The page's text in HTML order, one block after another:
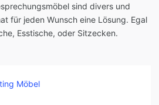
sind divers und
für jeden Wunsch eine Lösung. Egal
Esstische, oder Sitzecken.